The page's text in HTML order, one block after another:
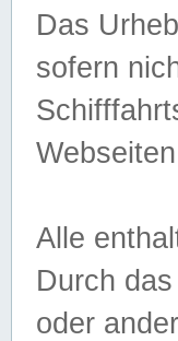
Das
sofern
Alle
Durch
oder